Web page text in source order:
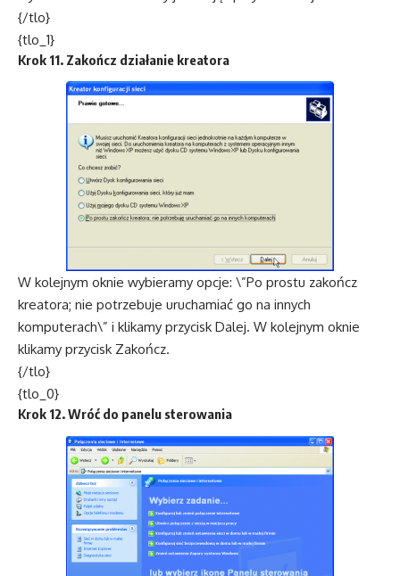
{/tlo}
{tlo_1}
Krok 11. Zakończ działanie kreatora
W kolejnym oknie wybieramy opcje: \”Po prostu zakończ
kreatora; nie potrzebuje uruchamiać go na innych
komputerach\” i klikamy przycisk Dalej. W kolejnym oknie
klikamy przycisk Zakończ.
{/tlo}
{tlo_0}
Krok 12. Wróć do panelu sterowania